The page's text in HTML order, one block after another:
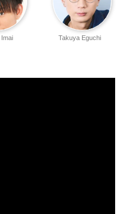
Takuya Eguchi
Imai